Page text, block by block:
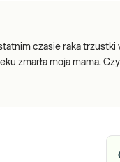
czasie raka
zmarła moja mama.